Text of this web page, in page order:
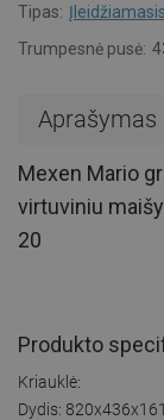
Tipas: Įleidžiamasis
Trumpesnė pusė:
Aprašymas
Mexen Mario
virtuviniu
20
Produkto
Kriauklė:
Dydis: